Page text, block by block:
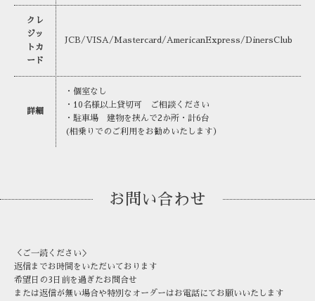
クレ
ジッ
トカ
ード
JCB/VISA/Mastercard/AmericanExpress/DinersClub
詳細
・個室なし
・10名様以上貸切可 ご相談ください
・駐車場 建物を挟んで2か所・計6台
(相乗りでのご利用をお勧めいたします）
お問い合わせ
＜ご一読ください＞
返信までお時間をいただいております
希望日の3日前を過ぎたお問合せ
または返信が無い場合や特別なオーダーはお電話にてお願いいたします